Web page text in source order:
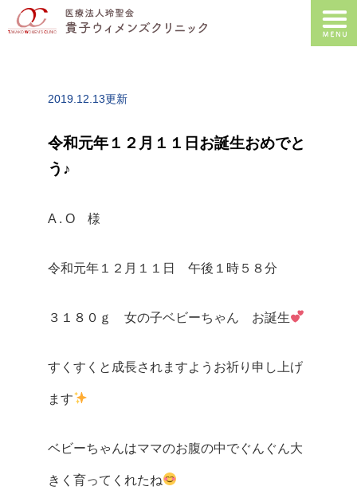
2019.12.13更新
令和元年１２月１１日お誕生おめでと
う♪
A . O 様
令和元年１２月１１日 午後１時５８分
３１８０ｇ 女の子ベビーちゃん お誕生
すくすくと成長されますようお祈り申し上げ
ます
ベビーちゃんはママのお腹の中でぐんぐん大
きく育ってくれたね